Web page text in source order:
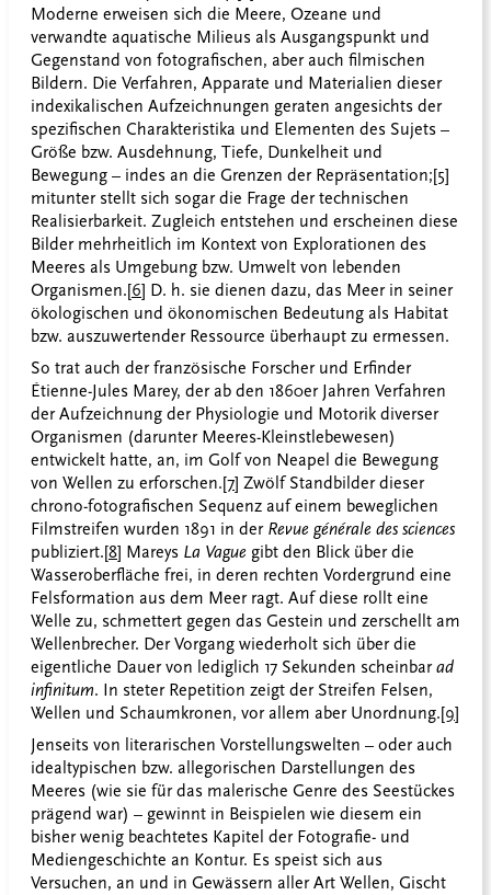
Moderne erweisen sich die Meere, Ozeane und
verwandte aquatische Milieus als Ausgangspunkt und
Gegenstand von fotografischen, aber auch filmischen
Bildern. Die Verfahren, Apparate und Materialien dieser
indexikalischen Aufzeichnungen geraten angesichts der
spezifischen Charakteristika und Elementen des Sujets –
Größe bzw. Ausdehnung, Tiefe, Dunkelheit und
Bewegung – indes an die Grenzen der Repräsentation;[5]
mitunter stellt sich sogar die Frage der technischen
Realisierbarkeit. Zugleich entstehen und erscheinen diese
Bilder mehrheitlich im Kontext von Explorationen des
Meeres als Umgebung bzw. Umwelt von lebenden
Organismen.[6] D. h. sie dienen dazu, das Meer in seiner
ökologischen und ökonomischen Bedeutung als Habitat
bzw. auszuwertender Ressource überhaupt zu ermessen.
So trat auch der französische Forscher und Erfinder
Étienne-Jules Marey, der ab den 1860er Jahren Verfahren
der Aufzeichnung der Physiologie und Motorik diverser
Organismen (darunter Meeres-Kleinstlebewesen)
entwickelt hatte, an, im Golf von Neapel die Bewegung
von Wellen zu erforschen.[7] Zwölf Standbilder dieser
chrono-fotografischen Sequenz auf einem beweglichen
Filmstreifen wurden 1891 in der Revue générale des sciences
publiziert.[8] Mareys La Vague gibt den Blick über die
Wasseroberfläche frei, in deren rechten Vordergrund eine
Felsformation aus dem Meer ragt. Auf diese rollt eine
Welle zu, schmettert gegen das Gestein und zerschellt am
Wellenbrecher. Der Vorgang wiederholt sich über die
eigentliche Dauer von lediglich 17 Sekunden scheinbarad
infinitum. In steter Repetition zeigt der Streifen Felsen,
Wellen und Schaumkronen, vor allem aber Unordnung.[9]
Jenseits von literarischen Vorstellungswelten – oder auch
idealtypischen bzw. allegorischen Darstellungen des
Meeres (wie sie für das malerische Genre des Seestückes
prägend war) – gewinnt in Beispielen wie diesem ein
bisher wenig beachtetes Kapitel der Fotografie- und
Mediengeschichte an Kontur. Es speist sich aus
Versuchen, an und in Gewässern aller Art Wellen, Gischt